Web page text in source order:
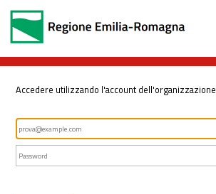
Accedere utilizzando l'account dell'organizzazione